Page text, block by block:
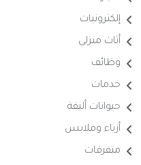
إلكترونيات
أثاث منزلي
وظائف
خدمات
حيوانات أليفة
أزياء وملابس
متفرقات